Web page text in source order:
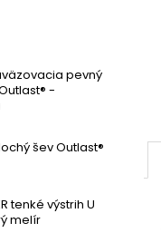
pevný
-
šev Outlast®
tenké výstrih U
melír